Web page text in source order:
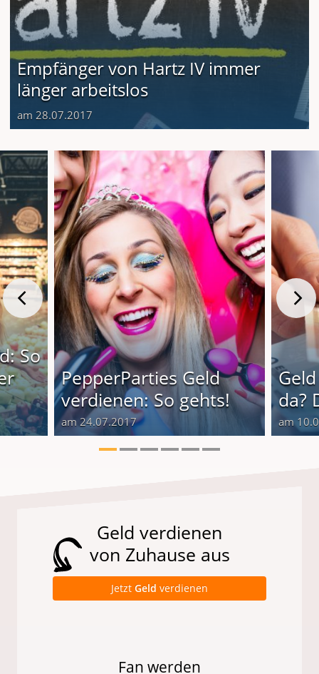
Empfänger von Hartz IV immer
länger arbeitslos
am 28.07.2017
So
PepperParties Geld
verdienen: So gehts!
am 24.07.2017
da?
am
Geld verdienen
von Zuhause aus
Jetzt Geld verdienen
Fan werden